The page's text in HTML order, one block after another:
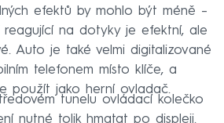
efektů by mohlo být méně –
reagující na dotyky je efektní, ale
Auto je také velmi digitalizované
telefonem místo klíče, a
použít jako herní ovladač.
tunelu ovládací kolečko
nutné tolik hmatat po displeji.